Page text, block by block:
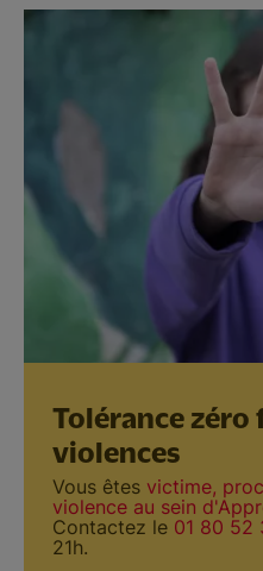
Tolérance zéro
violences
Vous êtes victime,
violence au sein
Contactez le 01 80 52
21h.